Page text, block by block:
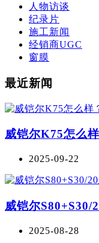
人物访谈
纪录片
施工新闻
经销商UGC
窗膜
最近新闻
威铠尔K75怎么
2025-09-22
威铠尔S80+S30/
2025-08-28